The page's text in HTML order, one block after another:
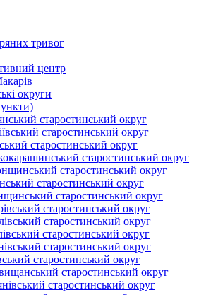
тривог
центр
округи
старостинський округ
старостинський округ
старостинський округ
старостинський округ
старостинський округ
старостинський округ
старостинський округ
старостинський округ
старостинський округ
старостинський округ
старостинський округ
старостинський округ
старостинський округ
старостинський округ